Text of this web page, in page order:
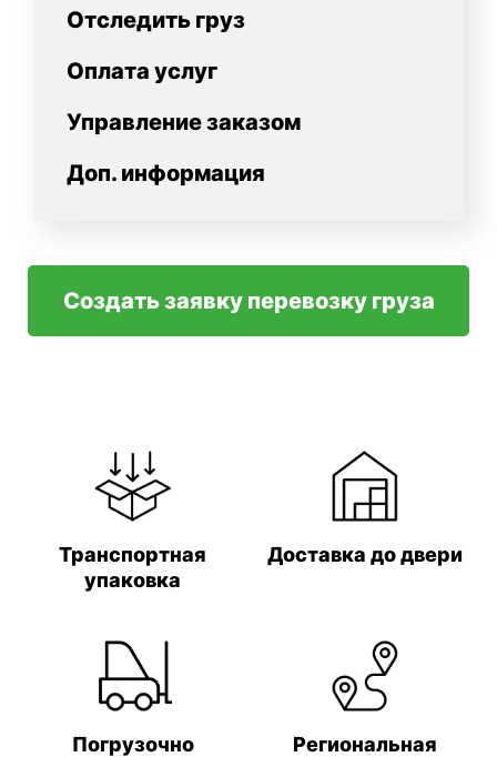
Отследить груз
Оплата услуг
Управление заказом
Доп. информация
Создать заявку перевозку груза
Транспортная
упаковка
Доставка до двери
Погрузочно
Региональная